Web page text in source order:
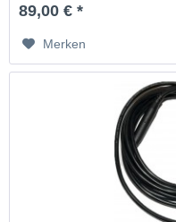
89,00 € *
Merken